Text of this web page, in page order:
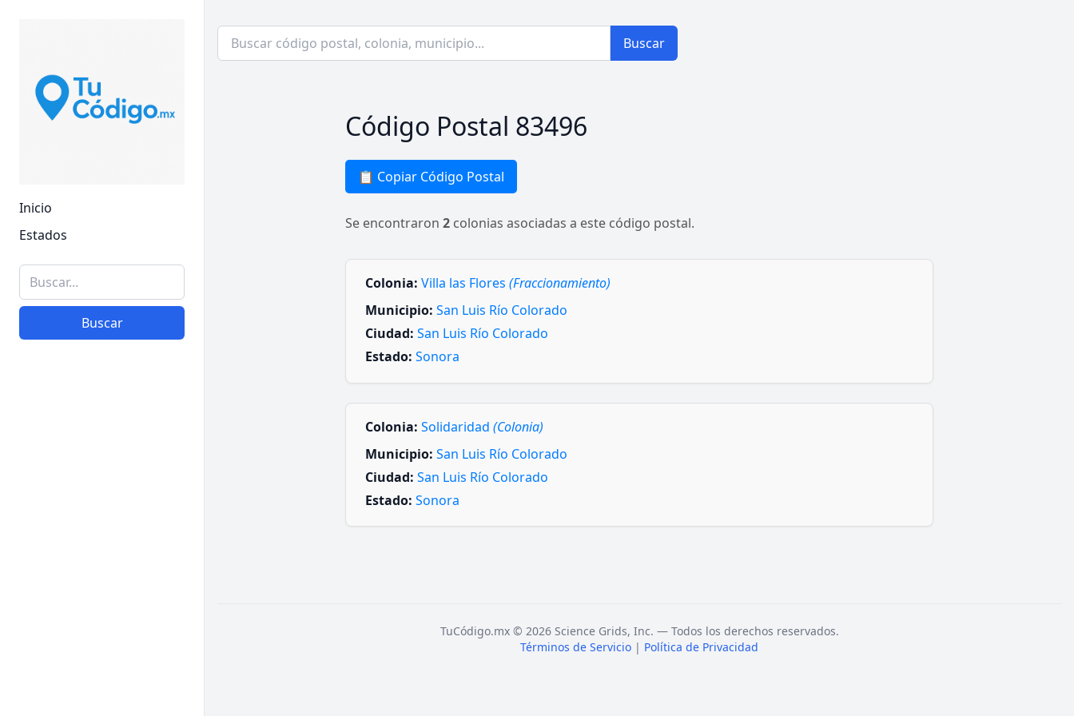
Inicio
Estados
Buscar
Buscar
Código Postal 83496
📋 Copiar Código Postal
Se encontraron 2 colonias asociadas a este código postal.
Colonia: Villa las Flores (Fraccionamiento)
Municipio: San Luis Río Colorado
Ciudad: San Luis Río Colorado
Estado: Sonora
Colonia: Solidaridad (Colonia)
Municipio: San Luis Río Colorado
Ciudad: San Luis Río Colorado
Estado: Sonora
TuCódigo.mx © 2026 Science Grids, Inc. — Todos los derechos reservados.
Términos de Servicio | Política de Privacidad